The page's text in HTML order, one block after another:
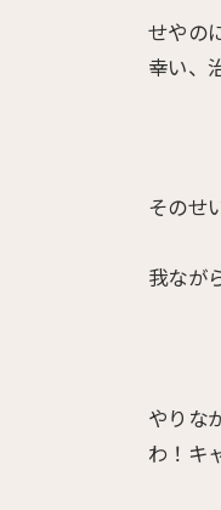
せやの
幸い、
そのせ
我なが
やりな
わ！キ